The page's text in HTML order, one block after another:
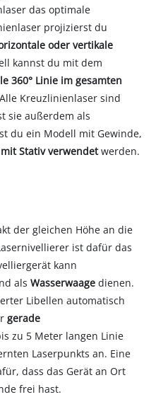
das optimale
projizierst du
oder vertikale
kannst du mit dem
360° Linie im gesamten
Kreuzlinienlaser sind
sie außerdem als
du ein Modell mit Gewinde,
mit Stativ verwendetwerden.
der gleichen Höhe an die
ist dafür das
kann
alsWasserwaagedienen.
Libellen automatisch
gerade
zu 5 Meter langen Linie
Laserpunkts an. Eine
dass das Gerät an Ort
frei hast.